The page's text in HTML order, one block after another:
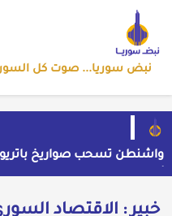
نبض سوريا... صوت كل
واشنطن تسحب صواريخ
مخزونها المستنزف في مواجهة
أول رد ايراني على اتفاق "مكة"
حملة اعتقالات واسعة تطال
خبير : الاقتصاد